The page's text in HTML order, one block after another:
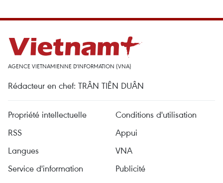
AGENCE VIETNAMIENNE D'INFORMATION (VNA)
Rédacteur en chef: TRÂN TIÊN DUÂN
Propriété intellectuelle
Conditions d'utilisation
RSS
Appui
Langues
VNA
Service d'information
Publicité